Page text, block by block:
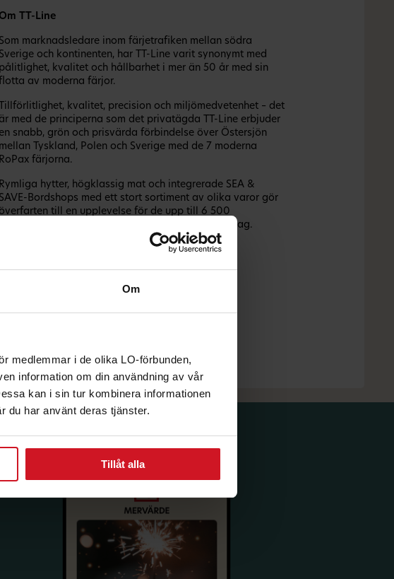
Om
medlemmar i de olika LO-förbunden,
information om din användning av vår
kan i sin tur kombinera informationen
du har använt deras tjänster.
Tillåt alla
Om TT-Line
Som marknadsledare inom färjetrafiken mellan södra
Sverige och kontinenten, har TT-Line varit synonymt med
pålitlighet, kvalitet och hållbarhet i mer än 50 år med sin
av moderna färjor.
Tillförlitlighet, kvalitet, precision och miljömedvetenhet – det
är med de principerna som det privatägda TT-Line erbjuder
en snabb, grön och prisvärda förbindelse över Östersjön
mellan Tyskland, Polen och Sverige med de 7 moderna
RoPax färjorna.
Rymliga hytter, högklassig mat och integrerade SEA &
SAVE-Bordshops med ett stort sortiment av olika varor gör
överfarten till en upplevelse för de upp till 6 500
passagerare som TT-Line kan transportera varje dag.